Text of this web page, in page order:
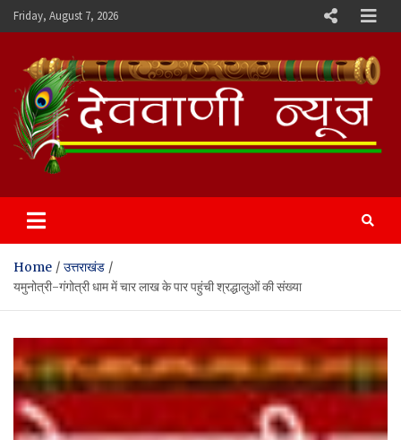
Skip
to
Friday, August 7, 2026
Devvani News Portal
Home
उत्तराखंड
यमुनोत्री-गंगोत्री धाम में चार लाख के पार पहुंची श्रद्धालुओं की संख्या